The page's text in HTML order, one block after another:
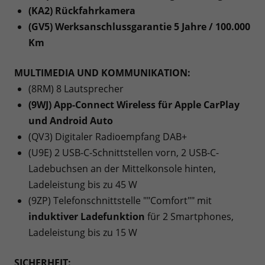
(KA2) Rückfahrkamera
(GV5) Werksanschlussgarantie 5 Jahre / 100.000
Km
MULTIMEDIA UND KOMMUNIKATION:
(8RM) 8 Lautsprecher
(9WJ) App-Connect Wireless für Apple CarPlay
und Android Auto
(QV3) Digitaler Radioempfang DAB+
(U9E) 2 USB-C-Schnittstellen vorn, 2 USB-C-
Ladebuchsen an der Mittelkonsole hinten,
Ladeleistung bis zu 45 W
(9ZP) Telefonschnittstelle ""Comfort"" mit
induktiver Ladefunktion für 2 Smartphones,
Ladeleistung bis zu 15 W
SICHERHEIT: